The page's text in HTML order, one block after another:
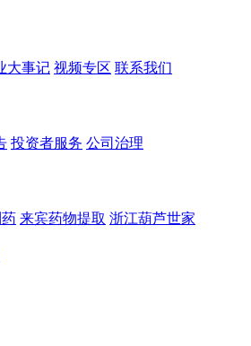
⼤事记 视频专区 联系我们
投资者服务 公司治理
来宾药物提取 浙江葫芦世家